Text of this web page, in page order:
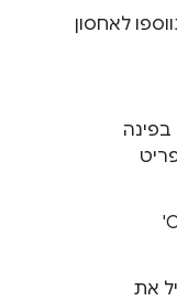
לאחסון
לוחצים על 'היכנס ל-Chrome'
את